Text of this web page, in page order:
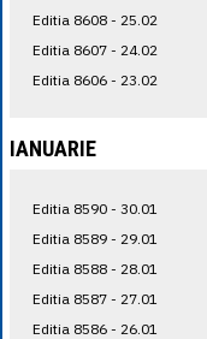
Editia 8608 - 25.02
Editia 8607 - 24.02
Editia 8606 - 23.02
IANUARIE
Editia 8590 - 30.01
Editia 8589 - 29.01
Editia 8588 - 28.01
Editia 8587 - 27.01
Editia 8586 - 26.01